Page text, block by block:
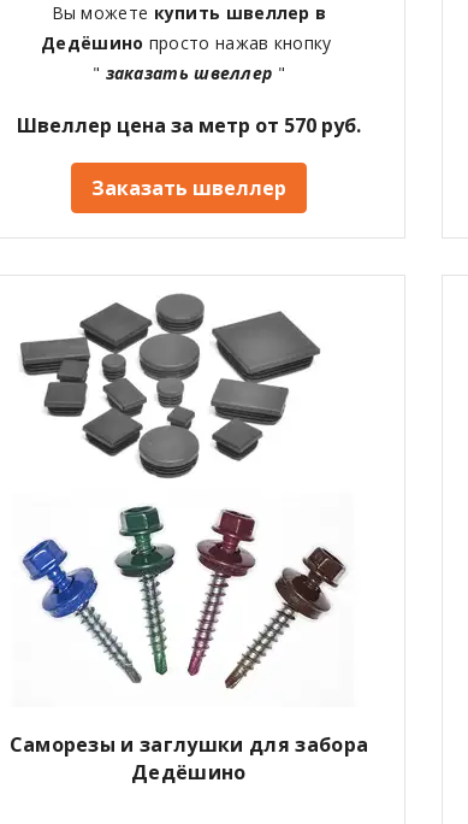
Вы можете купить швеллер в
Дедёшино просто нажав кнопку
" заказать швеллер "
Швеллер цена за метр от 570 руб.
Заказать швеллер
Саморезы и заглушки для забора
Дедёшино